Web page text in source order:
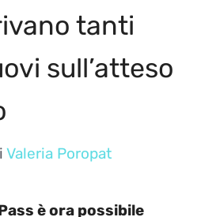
tanti
sull’atteso
Valeria Poropat
è ora possibile